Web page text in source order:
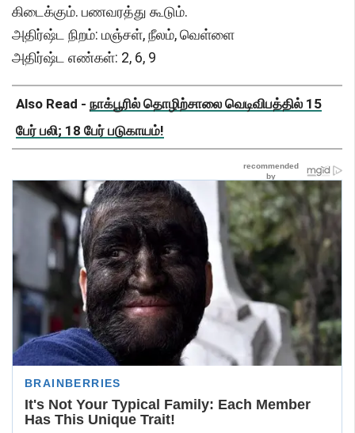
கிடைக்கும். பணவரத்து கூடும்.
அதிர்ஷ்ட நிறம்: மஞ்சள், நீலம், வெள்ளை
அதிர்ஷ்ட எண்கள்: 2, 6, 9
Also Read - நாக்பூரில் தொழிற்சாலை வெடிவிபத்தில் 15
பேர் பலி; 18 பேர் படுகாயம்!